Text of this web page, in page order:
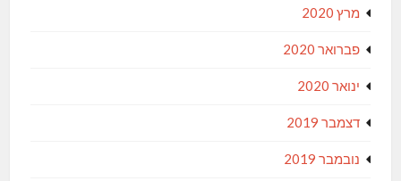
מרץ 2020
פברואר 2020
ינואר 2020
דצמבר 2019
נובמבר 2019